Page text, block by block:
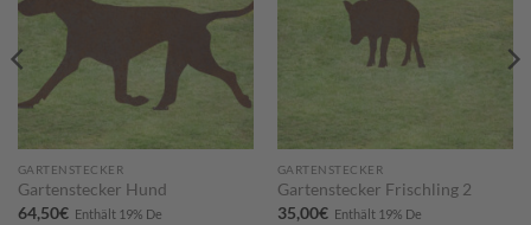
GARTENSTECKER
Gartenstecker Hund
64,50€ Enthält 19% De
GARTENSTECKER
Gartenstecker Frischling 2
35,00€ Enthält 19% De